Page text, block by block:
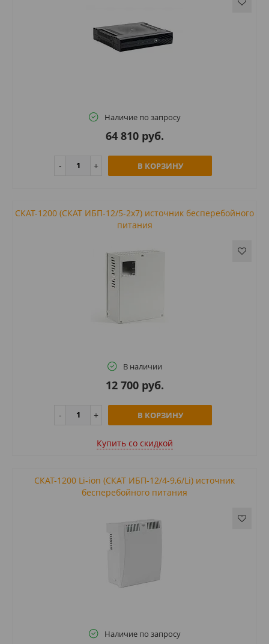
Наличие по запросу
64 810 руб.
В КОРЗИНУ
СКАТ-1200 (СКАТ ИБП-12/5-2х7) источник бесперебойного
питания
В наличии
12 700 руб.
В КОРЗИНУ
Купить cо скидкой
СКАТ-1200 Li-ion (СКАТ ИБП-12/4-9,6/Li) источник
бесперебойного питания
Наличие по запросу